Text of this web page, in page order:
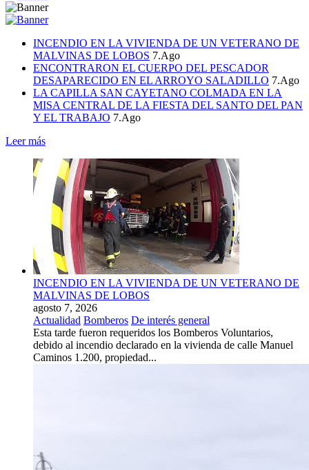
INCENDIO EN LA VIVIENDA DE UN VETERANO DE
MALVINAS DE LOBOS 7.Ago
ENCONTRARON EL CUERPO DEL PESCADOR
DESAPARECIDO EN EL ARROYO SALADILLO 7.Ago
LA CAPILLA SAN CAYETANO COLMADA EN LA
MISA CENTRAL DE LA FIESTA DEL SANTO DEL PAN
Y EL TRABAJO 7.Ago
Leer más
INCENDIO EN LA VIVIENDA DE UN VETERANO DE
MALVINAS DE LOBOS
agosto 7, 2026
Actualidad Bomberos De interés general
Esta tarde fueron requeridos los Bomberos Voluntarios,
debido al incendio declarado en la vivienda de calle Manuel
Caminos 1.200, propiedad...